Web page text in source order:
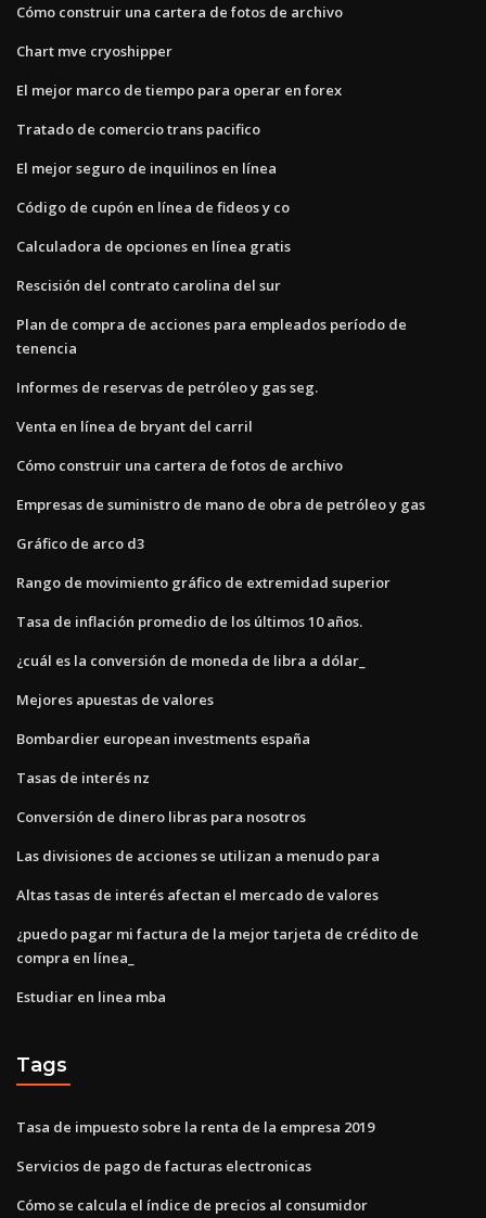
Cómo construir una cartera de fotos de archivo
Chart mve cryoshipper
El mejor marco de tiempo para operar en forex
Tratado de comercio trans pacifico
El mejor seguro de inquilinos en línea
Código de cupón en línea de fideos y co
Calculadora de opciones en línea gratis
Rescisión del contrato carolina del sur
Plan de compra de acciones para empleados período de
tenencia
Informes de reservas de petróleo y gas seg.
Venta en línea de bryant del carril
Cómo construir una cartera de fotos de archivo
Empresas de suministro de mano de obra de petróleo y gas
Gráfico de arco d3
Rango de movimiento gráfico de extremidad superior
Tasa de inflación promedio de los últimos 10 años.
¿cuál es la conversión de moneda de libra a dólar_
Mejores apuestas de valores
Bombardier european investments españa
Tasas de interés nz
Conversión de dinero libras para nosotros
Las divisiones de acciones se utilizan a menudo para
Altas tasas de interés afectan el mercado de valores
¿puedo pagar mi factura de la mejor tarjeta de crédito de
compra en línea_
Estudiar en linea mba
Tags
Tasa de impuesto sobre la renta de la empresa 2019
Servicios de pago de facturas electronicas
Cómo se calcula el índice de precios al consumidor